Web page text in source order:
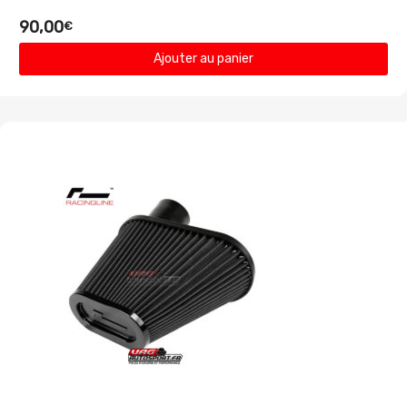
90,00€
Ajouter au panier